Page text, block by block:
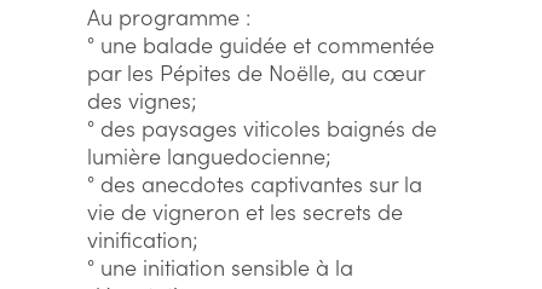
Au programme :
° une balade guidée et commentée
par les Pépites de Noëlle, au cœur
des vignes;
° des paysages viticoles baignés de
lumière languedocienne;
° des anecdotes captivantes sur la
vie de vigneron et les secrets de
vinification;
° une initiation sensible à la